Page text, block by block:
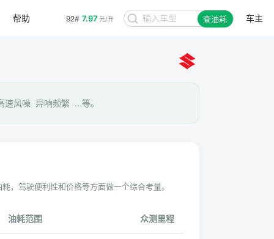
92# 7.97 元/升 查油耗 车主
帮助
风噪 异响频繁 ...等。
，驾驶便利性和价格等方面做一个综合考量。
油耗范围 众测里程